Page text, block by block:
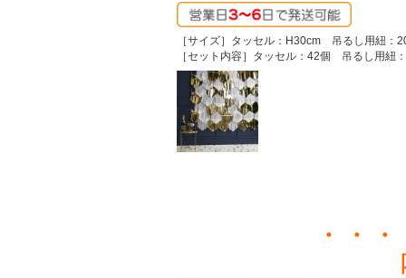
［サイズ］タッセル：H30cm 吊るし用紐：
［セット内容］タッセル：42個 吊るし用紐